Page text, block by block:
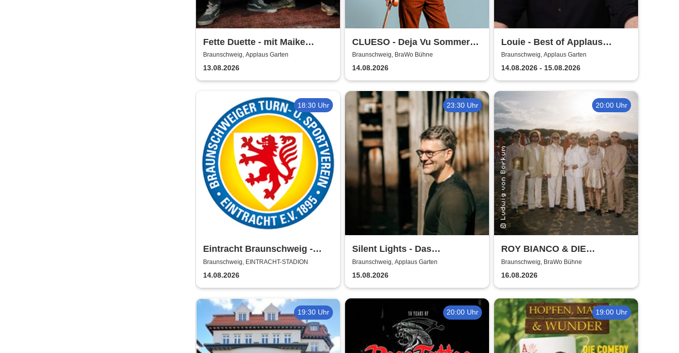
Fette Duette - mit Maike
Jacobs & Markus Schultze
Braunschweig, Applaus Garten
13.08.2026
CLUESO - Deja Vu Sommer
Open Air
Braunschweig, BraWo Bühne
14.08.2026
Louie - Best of Applaus
Garten
Braunschweig, Applaus Garten
14.08.2026 - 15.08.2026
18:30 Uhr
Eintracht Braunschweig -
Saison 2026/27
Braunschweig, EINTRACHT-STADION
14.08.2026
23:30 Uhr
Silent Lights - Das
Mitternachtskonzert
Braunschweig, Applaus Garten
15.08.2026
20:00 Uhr
ROY BIANCO & DIE
ABBRUNZATI BOYS - LIVE
2026
Braunschweig, BraWo Bühne
16.08.2026
19:30 Uhr 20:00 Uhr 19:00 Uhr